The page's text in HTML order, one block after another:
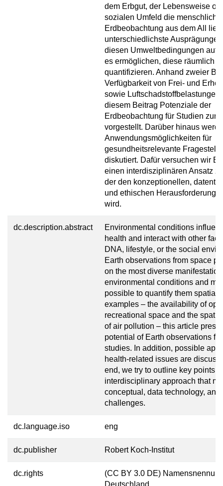
dem Erbgut, der Lebensweise
sozialen Umfeld die
Erdbeobachtung aus dem All
unterschiedlichste
diesen Umweltbedingungen
es ermöglichen, diese räumlich
quantifizieren. Anhand zweier
Verfügbarkeit von Frei- und
sowie Luftschadstoffbelastungen
diesem Beitrag Potenziale der
Erdbeobachtung für Studien zur
vorgestellt. Darüber hinaus
Anwendungsmöglichkeiten für
gesundheitsrelevante
diskutiert. Dafür versuchen wir
einen interdisziplinären Ansatz
der den konzeptionellen,
und ethischen
wird.
dc.description.abstract
Environmental conditions
health and interact with other
DNA, lifestyle, or the social
Earth observations from space
on the most diverse
environmental conditions and
possible to quantify them
examples – the availability of
recreational space and the
of air pollution – this article
potential of Earth observations
studies. In addition, possible
health-related issues are
end, we try to outline key points
interdisciplinary approach that
conceptual, data technology, and
challenges.
dc.language.iso eng
dc.publisher Robert Koch-Institut
dc.rights
(CC BY 3.0 DE)
Deutschland